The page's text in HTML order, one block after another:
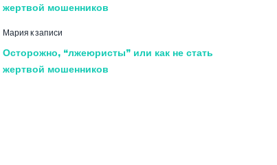
жертвой мошенников
Мария к записи
Осторожно, “лжеюристы” или как не стать
жертвой мошенников